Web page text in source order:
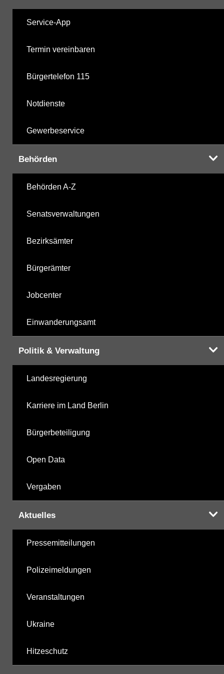
Service-App
Termin vereinbaren
Bürgertelefon 115
Notdienste
Gewerbeservice
Behörden
Behörden A-Z
Senatsverwaltungen
Bezirksämter
Bürgerämter
Jobcenter
Einwanderungsamt
Politik & Verwaltung
Landesregierung
Karriere im Land Berlin
Bürgerbeteiligung
Open Data
Vergaben
Aktuelles
Pressemitteilungen
Polizeimeldungen
Veranstaltungen
Ukraine
Hitzeschutz